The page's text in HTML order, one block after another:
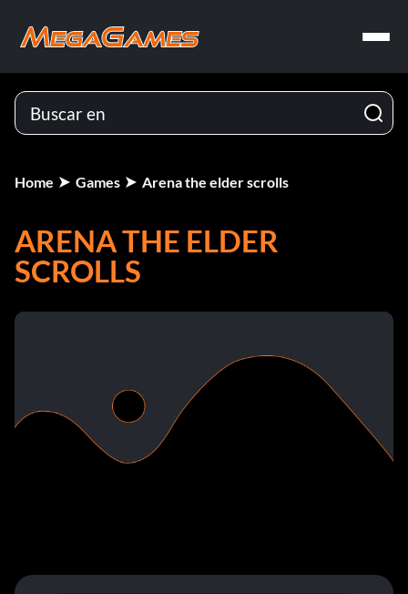
Home Games Arena the elder scrolls
ARENA THE ELDER
SCROLLS